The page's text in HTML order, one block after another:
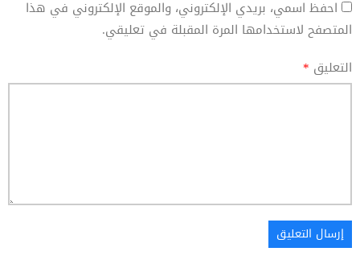
احفظ اسمي، بريدي الإلكتروني، والموقع الإلكتروني في هذا
المتصفح لاستخدامها المرة المقبلة في تعليقي.
التعليق *